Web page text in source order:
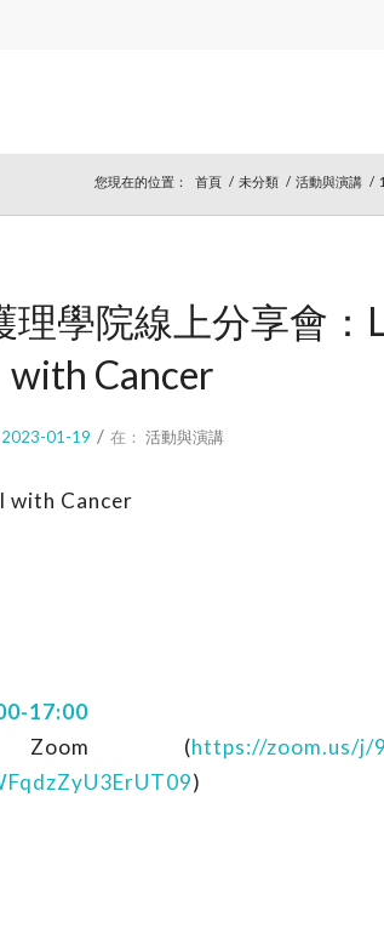
您現在的位置： 首頁 / 未分類 / 活動與演講 /
理學院線上分享會：
with Cancer
2023-01-19 / 在： 活動與演講
with Cancer
17:00
(https://zoom.us/j/
)